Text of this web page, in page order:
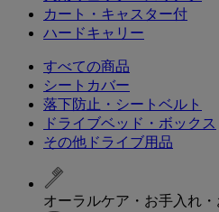
カート・キャスター付
ハードキャリー
すべての商品
シートカバー
落下防止・シートベルト
ドライブベッド・ボックス
その他ドライブ用品
オーラルケア・お手入れ